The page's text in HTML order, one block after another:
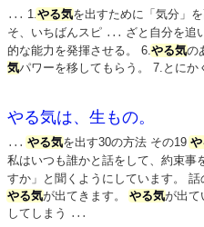
... 1. やる気を出すために「気分」
そ、いちばんスピ ... ざと自分を追
的な能力を発揮させる。 6. やる気の
気パワーを移してもらう。 7.とにか
やる気は、生もの。
... やる気を出す30の方法 その19
私はいつも誰かと話をして、約束事
すか」と聞くようにしています。 話
やる気が出てきます。やる気が出て
してしまう
...